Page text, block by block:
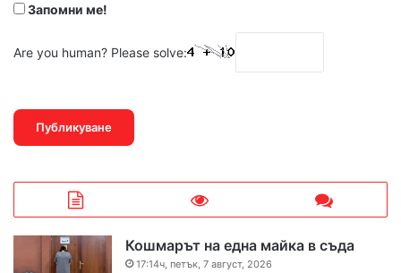
Запомни ме!
Are you human? Please solve:
Кошмарът на една майка в съда
17:14ч, петък, 7 август, 2026